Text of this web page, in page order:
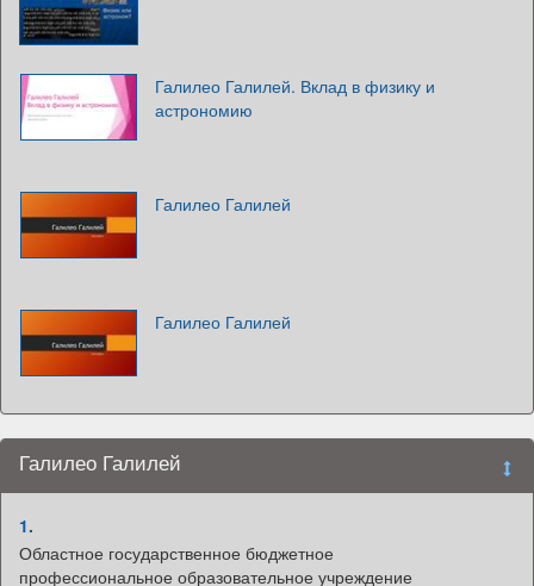
Галилео Галилей. Вклад в физику и
астрономию
Галилео Галилей
Галилео Галилей
Галилео Галилей
1.
Областное государственное бюджетное
профессиональное образовательное учреждение